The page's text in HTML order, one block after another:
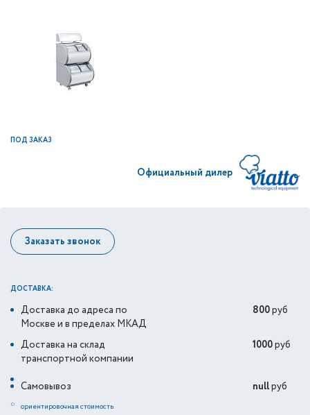
ПОД ЗАКАЗ
Официальный дилер
Заказать звонок
ДОСТАВКА:
Доставка до адреса по
Москве и в пределах МКАД
800руб
Доставка на склад
транспортной компании
1000руб
Самовывоз nullруб
* ориентировочная стоимость